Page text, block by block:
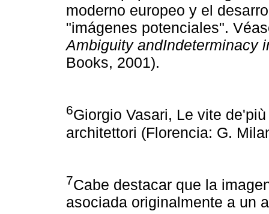
moderno europeo y el
"imágenes potenciales".
Ambiguity andIndeterminacy
Books, 2001).
6Giorgio Vasari, Le vite
architettori (Florencia: G.
7Cabe destacar que la
asociada originalmente a un